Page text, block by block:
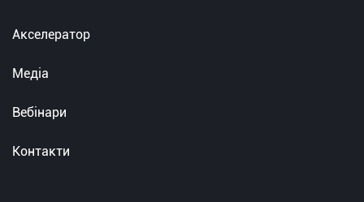
Акселератор
Медіа
Вебінари
Контакти